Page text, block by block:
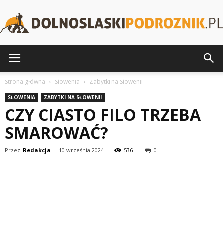
Strona główna Słowenia Zabytki na Słowenii
SŁOWENIA ZABYTKI NA SŁOWENII
CZY CIASTO FILO TRZEBA
SMAROWAĆ?
Przez Redakcja - 10 września 2024 536 0